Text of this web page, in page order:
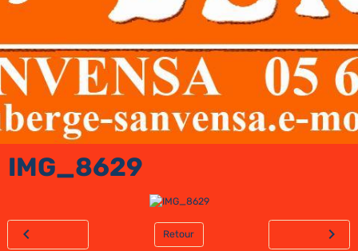
IMG_8629
Retour